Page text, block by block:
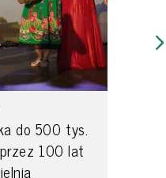
do 500 tys.
100 lat